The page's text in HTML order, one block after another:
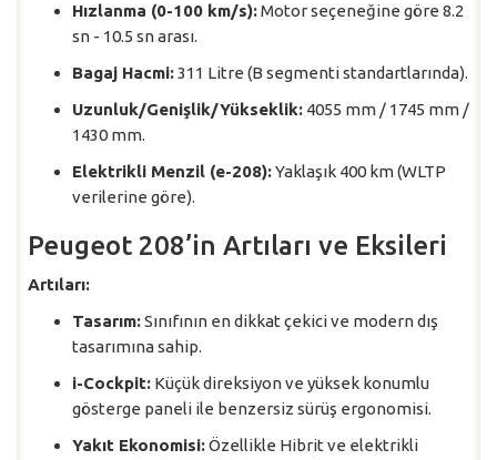
Hızlanma (0-100 km/s):Motor seçeneğine göre 8.2
sn - 10.5 sn arası.
Bagaj Hacmi:311 Litre (B segmenti standartlarında).
Uzunluk/Genişlik/Yükseklik: 4055 mm / 1745 mm /
1430 mm.
Elektrikli Menzil (e-208):Yaklaşık 400 km (WLTP
verilerine göre).
Peugeot 208’in Artıları ve Eksileri
Artıları:
Tasarım:Sınıfının en dikkat çekici ve modern dış
tasarımına sahip.
i-Cockpit: Küçük direksiyon ve yüksek konumlu
gösterge paneli ile benzersiz sürüş ergonomisi.
Yakıt Ekonomisi:Özellikle Hibrit ve elektrikli